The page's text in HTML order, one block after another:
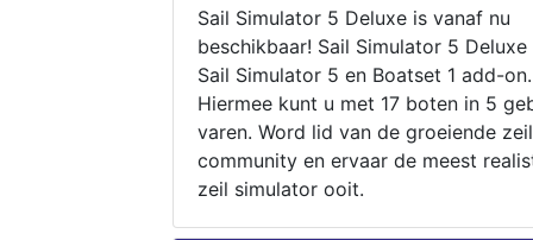
Sail Simulator 5 Deluxe is vanaf nu
beschikbaar! Sail Simulator 5
Sail Simulator 5 en Boatset 1 add-on.
Hiermee kunt u met 17 boten in 5
varen. Word lid van de groeiende zeil
community en ervaar de meest
zeil simulator ooit.